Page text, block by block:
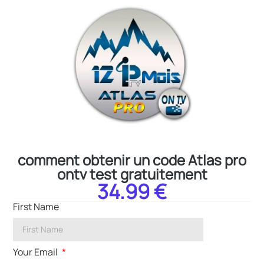
comment obtenir un code Atlas pro
ontv test gratuitement
34.99 €
First Name
Your Email